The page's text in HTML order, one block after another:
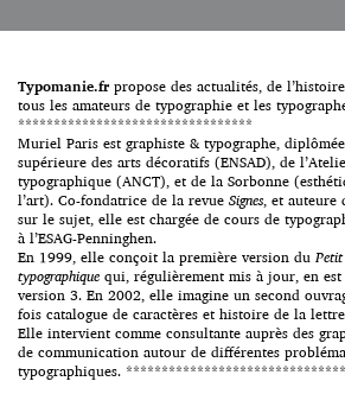
néo-
Typomanie.fr propose des actualités, de
tous les amateurs de typographie et les
*********************************
Muriel Paris est graphiste & typographe,
supérieure des arts décoratifs (ENSAD), de
typographique (ANCT), et de la Sorbonne
l’art). Co-fondatrice de la revue Signes, et auteure
sur le sujet, elle est chargée de cours de
à l’ESAG-Penninghen.
En 1999, elle conçoit la première version du
typographique qui, régulièrement mis à jour, en est
version 3. En 2002, elle imagine un second
fois catalogue de caractères et histoire de la
Elle intervient comme consultante auprès des
de communication autour de différentes
typographiques.